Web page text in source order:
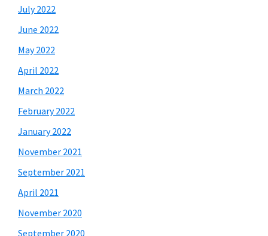
July 2022
June 2022
May 2022
April 2022
March 2022
February 2022
January 2022
November 2021
September 2021
April 2021
November 2020
September 2020